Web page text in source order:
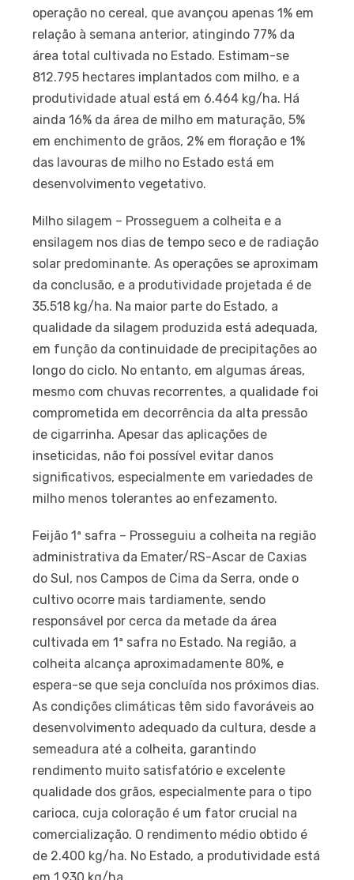
operação no cereal, que avançou apenas 1% em
relação à semana anterior, atingindo 77% da
área total cultivada no Estado. Estimam-se
812.795 hectares implantados com milho, e a
produtividade atual está em 6.464 kg/ha. Há
ainda 16% da área de milho em maturação, 5%
em enchimento de grãos, 2% em floração e 1%
das lavouras de milho no Estado está em
desenvolvimento vegetativo.
Milho silagem – Prosseguem a colheita e a
ensilagem nos dias de tempo seco e de radiação
solar predominante. As operações se aproximam
da conclusão, e a produtividade projetada é de
35.518 kg/ha. Na maior parte do Estado, a
qualidade da silagem produzida está adequada,
em função da continuidade de precipitações ao
longo do ciclo. No entanto, em algumas áreas,
mesmo com chuvas recorrentes, a qualidade foi
comprometida em decorrência da alta pressão
de cigarrinha. Apesar das aplicações de
inseticidas, não foi possível evitar danos
significativos, especialmente em variedades de
milho menos tolerantes ao enfezamento.
Feijão 1ª safra – Prosseguiu a colheita na região
administrativa da Emater/RS-Ascar de Caxias
do Sul, nos Campos de Cima da Serra, onde o
cultivo ocorre mais tardiamente, sendo
responsável por cerca da metade da área
cultivada em 1ª safra no Estado. Na região, a
colheita alcança aproximadamente 80%, e
espera-se que seja concluída nos próximos dias.
As condições climáticas têm sido favoráveis ao
desenvolvimento adequado da cultura, desde a
semeadura até a colheita, garantindo
rendimento muito satisfatório e excelente
qualidade dos grãos, especialmente para o tipo
carioca, cuja coloração é um fator crucial na
comercialização. O rendimento médio obtido é
de 2.400 kg/ha. No Estado, a produtividade está
em 1.930 kg/ha.